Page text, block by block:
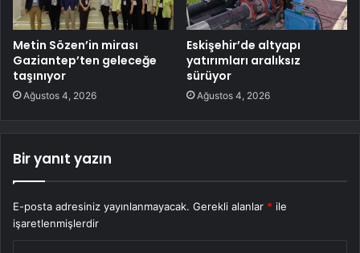
Metin Sözen’in mirası
Gaziantep’ten geleceğe
taşınıyor
Ağustos 4, 2026
Eskişehir’de altyapı
yatırımları aralıksız
sürüyor
Ağustos 4, 2026
Bir yanıt yazın
E-posta adresiniz yayınlanmayacak. Gerekli alanlar * ile
işaretlenmişlerdir